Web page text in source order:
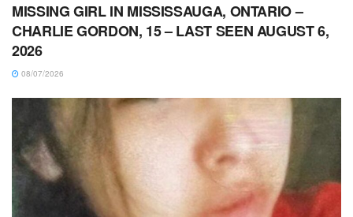
MISSING GIRL IN MISSISSAUGA, ONTARIO –
CHARLIE GORDON, 15 – LAST SEEN AUGUST 6,
2026
08/07/2026